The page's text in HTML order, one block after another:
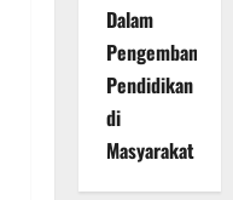
Dalam
Pengembangan
Pendidikan
di
Masyarakat